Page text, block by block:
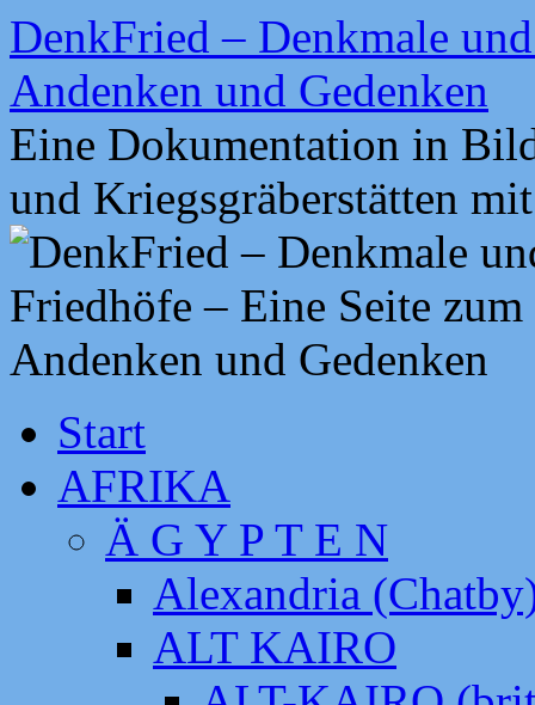
Zum
Inhalt
springen
DenkFried – Denkmale
Andenken und Gedenken
Eine Dokumentation in
und Kriegsgräberstätten
Start
AFRIKA
Ä G Y P T E N
Alexandria
ALT KAIRO